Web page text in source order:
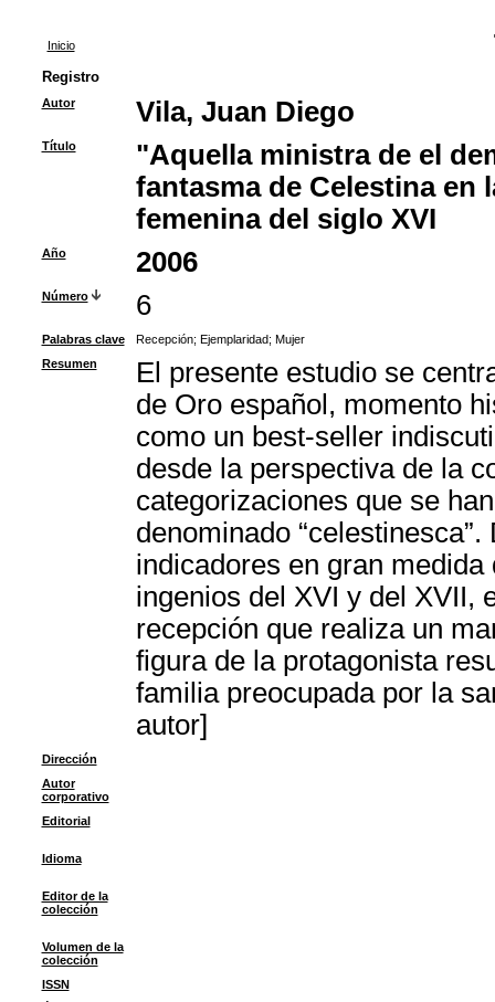
Inicio
Registro
Autor Vila, Juan Diego
Título
"Aquella ministra de el
fantasma de Celestina en
femenina del siglo XVI
Año 2006
Número 6
Palabras clave Recepción; Ejemplaridad; Mujer
Resumen
El presente estudio se
de Oro español, momento
como un best-seller
desde la perspectiva de la
categorizaciones que se
denominado
indicadores en gran
ingenios del XVI y del XVII,
recepción que realiza un
figura de la protagonista
familia preocupada por la
autor]
Dirección
Autor
corporativo
Editorial
Idioma
Editor de la
colección
Volumen de la
colección
ISSN